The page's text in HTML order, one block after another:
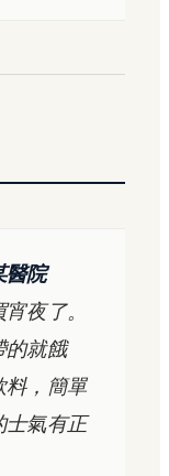
醫院
夜了。
的就餓
料，簡單
士氣有正